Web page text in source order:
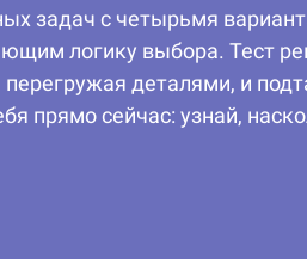
задач с четырьмя
логику выбора. Тест
деталями, и
прямо сейчас: узнай,